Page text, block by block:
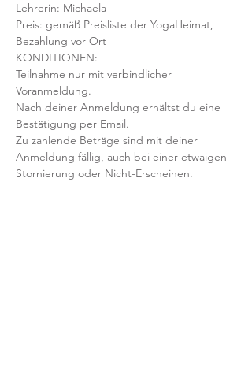
Lehrerin: Michaela
Preis: gemäß Preisliste der YogaHeimat,
Bezahlung vor Ort
KONDITIONEN:
Teilnahme nur mit verbindlicher
Voranmeldung.
Nach deiner Anmeldung erhältst du eine
Bestätigung per Email.
Zu zahlende Beträge sind mit deiner
Anmeldung fällig, auch bei einer etwaigen
Stornierung oder Nicht-Erscheinen.